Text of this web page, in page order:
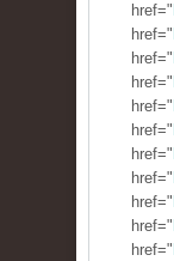
href="
href="
href="
href="
href="
href="
href="
href="
href="
href="
href="